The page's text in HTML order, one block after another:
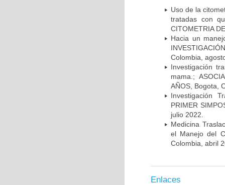
Uso de la
tratadas con
CITOMETRIA
Hacia un
Colombia,
Investigación
mama.;
AÑOS, Bogota,
Investigación
PRIMER
julio 2022.
Medicina
el Manejo del
Colombia, abril
Enlaces